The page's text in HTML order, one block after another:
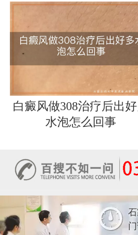
白癜风做308治疗后出
水泡怎么回事